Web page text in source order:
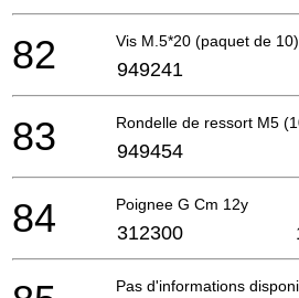
Vis M.5*20 (paquet de 10)
82 949241
Rondelle de ressort M5
83 949454
Poignee G Cm 12y
84 312300
Pas d'informations